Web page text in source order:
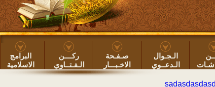
الـجـوال
الـدعــوي
صـفـحة
الاخـبـــار
ركــــن
الـفـتــاوي
البرامج
الاسلامية